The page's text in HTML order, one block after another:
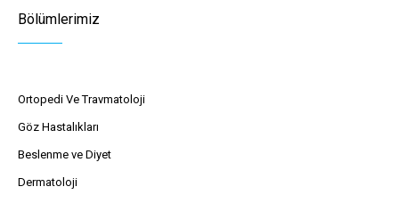
Bölümlerimiz
Ortopedi Ve Travmatoloji
Göz Hastalıkları
Beslenme ve Diyet
Dermatoloji